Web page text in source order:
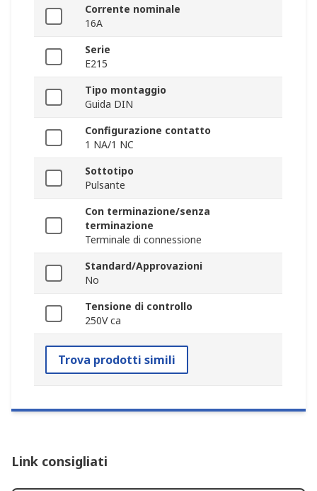
Corrente nominale
16A
Serie
E215
Tipo montaggio
Guida DIN
Configurazione contatto
1 NA/1 NC
Sottotipo
Pulsante
Con terminazione/senza
terminazione
Terminale di connessione
Standard/Approvazioni
No
Tensione di controllo
250V ca
Trova prodotti simili
Link consigliati